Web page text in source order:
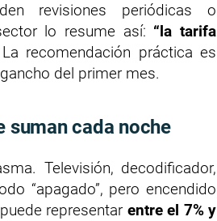
revisiones periódicas o
lo resume así: “la tarifa
recomendación práctica es
del primer mes.
suman cada noche
Televisión, decodificador,
“apagado”, pero encendido
representar entre el 7% y